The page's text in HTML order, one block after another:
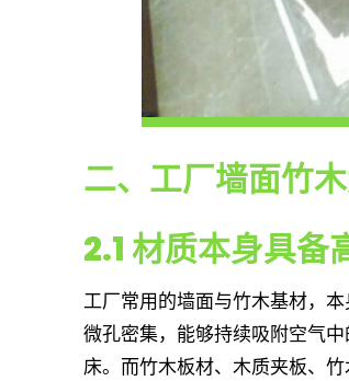
二、工厂墙面竹
2.1 材质本身具备
工厂常用的墙面与竹木基材，
微孔密集，能够持续吸附空气
床。而竹木板材、木质夹板、